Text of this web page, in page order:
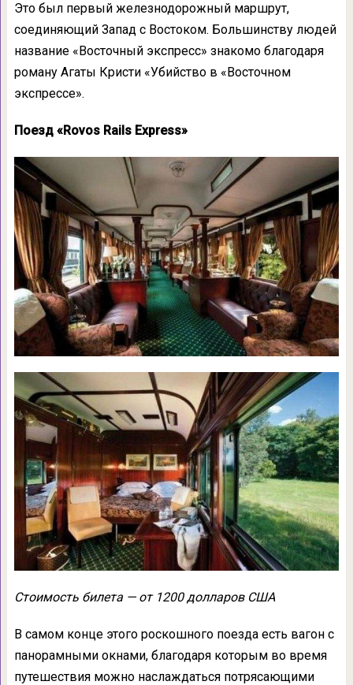
Это был первый железнодорожный маршрут,
соединяющий Запад с Востоком. Большинству людей
название «Восточный экспресс» знакомо благодаря
роману Агаты Кристи «Убийство в «Восточном
экспрессе».
Поезд «Rovos Rails Express»
Стоимость билета — от 1200 долларов США
В самом конце этого роскошного поезда есть вагон с
панорамными окнами, благодаря которым во время
путешествия можно наслаждаться потрясающими